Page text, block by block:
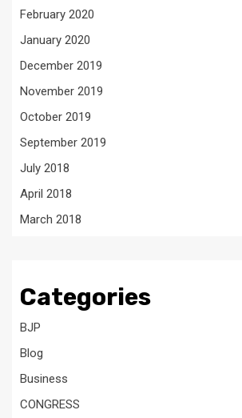
February 2020
January 2020
December 2019
November 2019
October 2019
September 2019
July 2018
April 2018
March 2018
Categories
BJP
Blog
Business
CONGRESS